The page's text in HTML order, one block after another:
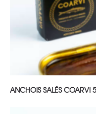
AJOUTER AU PANIER
ANCHOIS SALÉS COARVI